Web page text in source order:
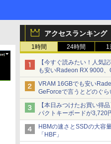
アクセスランキング
1時間 24時間 1
【今すぐ読みたい！人気
も安いRadeon RX 9000
のぐらいの性能？ - PC
VRAM 16GBでも安い
GeForceで言うとどのぐら
【本日みつけたお買い得
パクトキーボードが3,720
台接続対応
HBMの速さとSSDの大容
「HBF」